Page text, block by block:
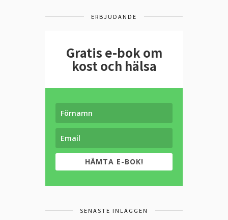
ERBJUDANDE
Gratis e-bok om
kost och hälsa
HÄMTA E-BOK!
SENASTE INLÄGGEN